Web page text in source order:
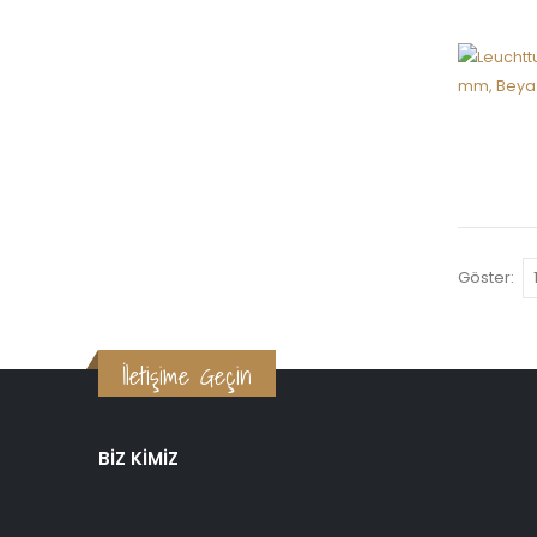
Göster:
İletişime Geçin
BIZ KIMIZ